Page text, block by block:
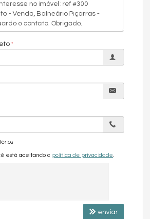
de 2030.
Entrada de 20% + 4 parcelas anuais + 47x +
para quem deseja um
padrão em Balneário Piçarras, com lazer
e a solidez da Vetter. Um
morar com exclusividade ou investir em
expansão no litoral catarinense.
está aceitando a política de privacidade
enviar